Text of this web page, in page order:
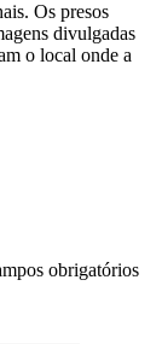
Os presos
divulgadas
o local onde a
obrigatórios